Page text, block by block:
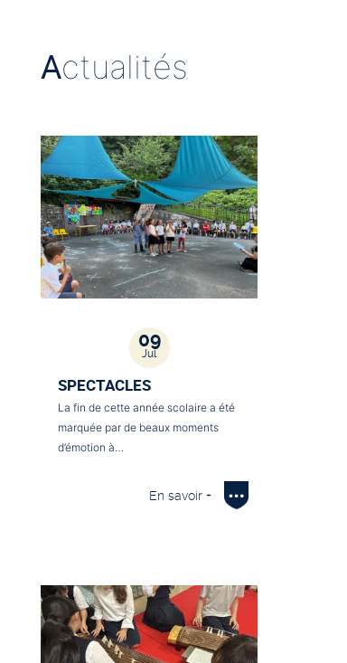
Actualités
09
Jul
SPECTACLES
La fin de cette année scolaire a été
marquée par de beaux moments
d’émotion à…
En savoir +